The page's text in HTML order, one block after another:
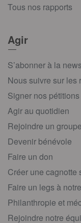
Tous nos rapports
Agir
S’abonner à la
Nous suivre sur les
Signer nos pétitions
Agir au quotidien
Rejoindre un
Devenir bénévole
Faire un don
Créer une cagnotte
Faire un legs à
Philanthropie et
Rejoindre notre